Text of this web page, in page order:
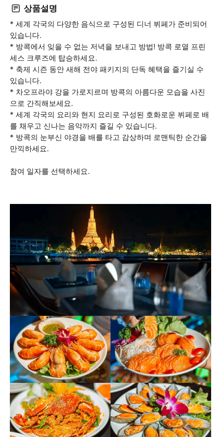
상품설명
* 세계 각국의 다양한 음식으로 구성된 디너 뷔페가 준비되어
있습니다.
* 방콕에서 잊을 수 없는 저녁을 보내고 방법! 방콕 로열 프린
세스 크루즈에 탑승하세요.
* 축제 시즌 동안 새해 전야 패키지의 단독 혜택을 즐기실 수
있습니다.
* 차오프라야 강을 가로지르며 방콕의 아름다운 모습을 사진
으로 간직해보세요.
* 세계 각국의 요리와 현지 요리로 구성된 호화로운 뷔페로 배
를 채우고 신나는 음악까지 즐길 수 있습니다.
* 방콕의 눈부신 야경을 배를 타고 감상하며 로맨틱한 순간을
만끽하세요.
참여 일자를 선택하세요.